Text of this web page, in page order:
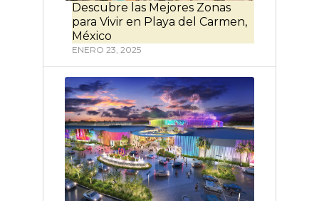
Descubre las Mejores Zonas
para Vivir en Playa del Carmen,
México
ENERO 23, 2025